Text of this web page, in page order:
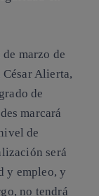
marzo de
César Alierta,
de
marcará
de
será
y empleo, y
no tendrá